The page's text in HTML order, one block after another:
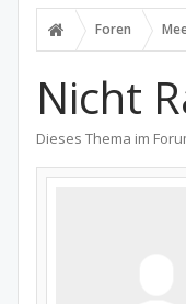
Foren
Nicht
Dieses Thema im